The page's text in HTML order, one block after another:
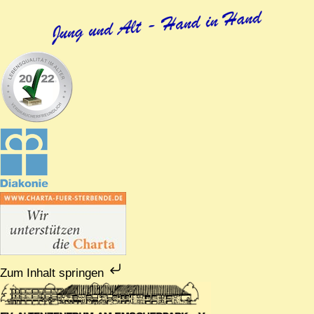
Zum Inhalt springen
Zum
Inhalt